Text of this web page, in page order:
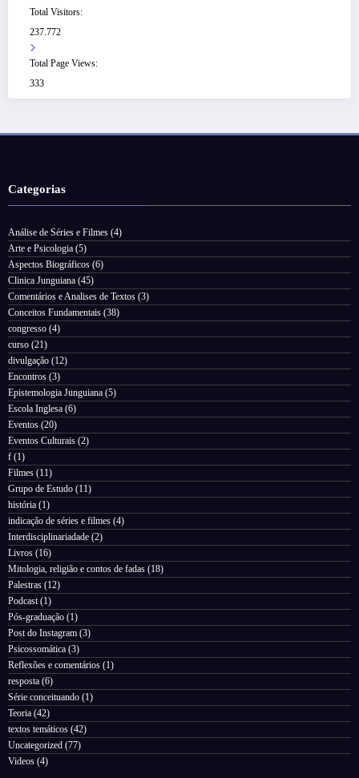
Total Visitors:
237.772
Total Page Views:
333
Categorias
Análise de Séries e Filmes (4)
Arte e Psicologia (5)
Aspectos Biográficos (6)
Clinica Junguiana (45)
Comentários e Analises de Textos (3)
Conceitos Fundamentais (38)
congresso (4)
curso (21)
divulgação (12)
Encontros (3)
Epistemologia Junguiana (5)
Escola Inglesa (6)
Eventos (20)
Eventos Culturais (2)
f (1)
Filmes (11)
Grupo de Estudo (11)
história (1)
indicação de séries e filmes (4)
Interdisciplinariadade (2)
Livros (16)
Mitologia, religião e contos de fadas (18)
Palestras (12)
Podcast(1)
Pós-graduação (1)
Post do Instagram (3)
Psicossomática (3)
Reflexões e comentários (1)
resposta (6)
Série conceituando (1)
Teoria (42)
textos temáticos (42)
Uncategorized (77)
Videos (4)